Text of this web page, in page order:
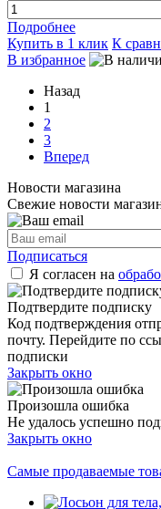
Подробнее
Купить в 1 клик К
В избранное
Назад
1
2
3
Вперед
Новости магазина
Свежие новости
Подписаться
Я согласен на
Подтвердите подписку
Код подтверждения
почту. Перейдите по
подписки
Закрыть окно
Произошла ошибка
Не удалось успешно
Закрыть окно
Самые продаваемые